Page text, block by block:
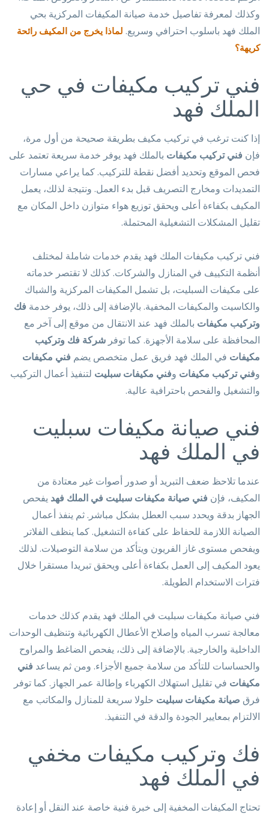
وكذلك لمعرفة تفاصيل خدمة صيانة المكيفات المركزية بحي
الملك فهد باسلوب احترافي وسريع. لماذا يخرج من المكيف رائحة
كريهة؟
فني تركيب مكيفات في حي
الملك فهد
إذا كنت ترغب في تركيب مكيف بطريقة صحيحة من أول مرة،
فإن فني تركيب مكيفات بالملك فهد يوفر خدمة سريعة تعتمد على
فحص الموقع وتحديد أفضل نقطة للتركيب. كما يراعي مسارات
التمديدات ومخارج التصريف قبل بدء العمل. ونتيجة لذلك، يعمل
المكيف بكفاءة أعلى ويحقق توزيع هواء متوازن داخل المكان مع
تقليل المشكلات التشغيلية المحتملة.
فني تركيب مكيفات الملك فهد يقدم خدمات شاملة لمختلف
أنظمة التكييف في المنازل والشركات. كذلك لا تقتصر خدماته
على مكيفات السبليت، بل تشمل المكيفات المركزية والشباك
والكاسيت والمكيفات المخفية. بالإضافة إلى ذلك، يوفر خدمة فك
وتركيب مكيفات بالملك فهد عند الانتقال من موقع إلى آخر مع
المحافظة على سلامة الأجهزة. كما توفر شركة فك وتركيب
مكيفات في الملك فهد فريق عمل متخصص يضم فني مكيفات
وفني تركيب مكيفات وفني مكيفات سبليت لتنفيذ أعمال التركيب
والتشغيل والفحص باحترافية عالية.
فني صيانة مكيفات سبليت
في الملك فهد
عندما تلاحظ ضعف التبريد أو صدور أصوات غير معتادة من
المكيف، فإن فني صيانة مكيفات سبليت في الملك فهد يفحص
الجهاز بدقة ويحدد سبب العطل بشكل مباشر. ثم ينفذ أعمال
الصيانة اللازمة للحفاظ على كفاءة التشغيل. كما ينظف الفلاتر
ويفحص مستوى غاز الفريون ويتأكد من سلامة التوصيلات. لذلك
يعود المكيف إلى العمل بكفاءة أعلى ويحقق تبريدا مستقرا خلال
فترات الاستخدام الطويلة.
فني صيانة مكيفات سبليت في الملك فهد يقدم كذلك خدمات
معالجة تسرب المياه وإصلاح الأعطال الكهربائية وتنظيف الوحدات
الداخلية والخارجية. بالإضافة إلى ذلك، يفحص الضاغط والمراوح
والحساسات للتأكد من سلامة جميع الأجزاء. ومن ثم يساعد فني
مكيفات في تقليل استهلاك الكهرباء وإطالة عمر الجهاز. كما توفر
فرق صيانة مكيفات سبليت حلولا سريعة للمنازل والمكاتب مع
الالتزام بمعايير الجودة والدقة في التنفيذ.
فك وتركيب مكيفات مخفي
في الملك فهد
تحتاج المكيفات المخفية إلى خبرة فنية خاصة عند النقل أو إعادة